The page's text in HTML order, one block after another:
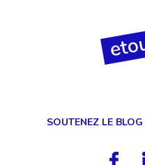
SOUTENEZ LE BLOG